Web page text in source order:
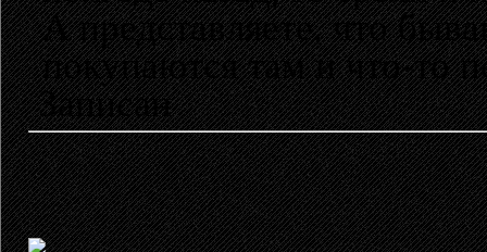
А представляете, что
покупаются там и что-то
Записан